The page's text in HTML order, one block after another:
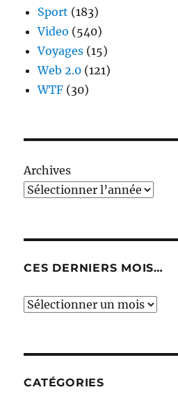
Sport (183)
Video (540)
Voyages (15)
Web 2.0 (121)
WTF (30)
Archives
CES DERNIERS MOIS…
Ces
CATÉGORIES